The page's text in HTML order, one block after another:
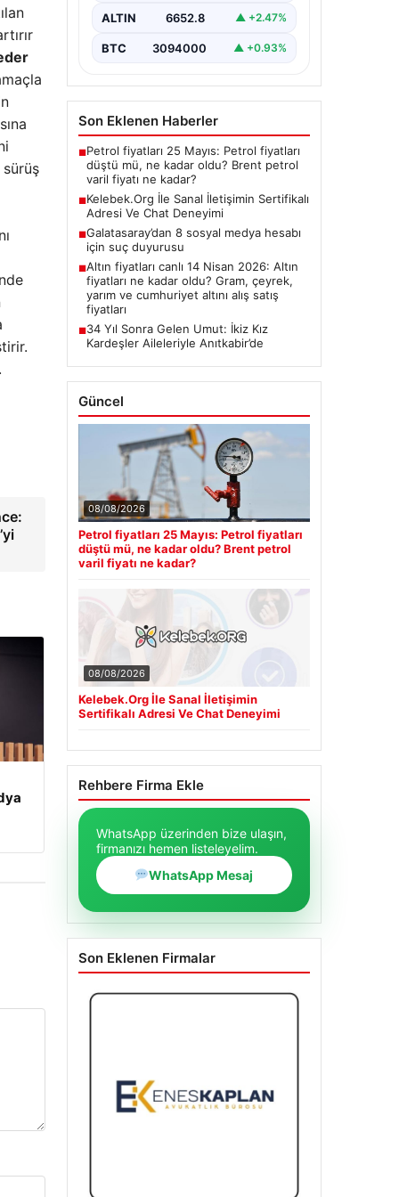
taşımaktadır. Günümüzde pek…
ALTIN 6652.8 ▲ +2.47%
BTC 3094000 ▲ +0.93%
Son Eklenen Haberler
■Petrol fiyatları 25 Mayıs: Petrol fiyatları
düştü mü, ne kadar oldu? Brent petrol
varil fiyatı ne kadar?
■Kelebek.Org İle Sanal İletişimin Sertifikalı
Adresi Ve Chat Deneyimi
■Galatasaray’dan 8 sosyal medya hesabı
için suç duyurusu
■Altın fiyatları canlı 14 Nisan 2026: Altın
fiyatları ne kadar oldu? Gram, çeyrek,
yarım ve cumhuriyet altını alış satış
fiyatları
■34 Yıl Sonra Gelen Umut: İkiz Kız
Kardeşler Aileleriyle Anıtkabir’de
Güncel
08/08/2026
Petrol fiyatları 25 Mayıs: Petrol fiyatları
düştü mü, ne kadar oldu? Brent petrol
varil fiyatı ne kadar?
08/08/2026
Kelebek.Org İle Sanal İletişimin
Sertifikalı Adresi Ve Chat Deneyimi
Rehbere Firma Ekle
WhatsApp üzerinden bize ulaşın,
firmanızı hemen listeleyelim.
WhatsApp Mesaj
Son Eklenen Firmalar